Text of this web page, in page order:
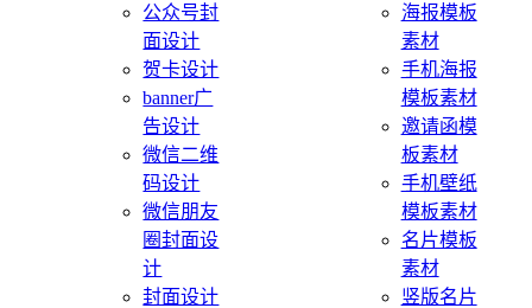
公众号封
面设计
贺卡设计
banner广
告设计
微信二维
码设计
微信朋友
圈封面设
计
封面设计
海报模板
素材
手机海报
模板素材
邀请函模
板素材
手机壁纸
模板素材
名片模板
素材
竖版名片